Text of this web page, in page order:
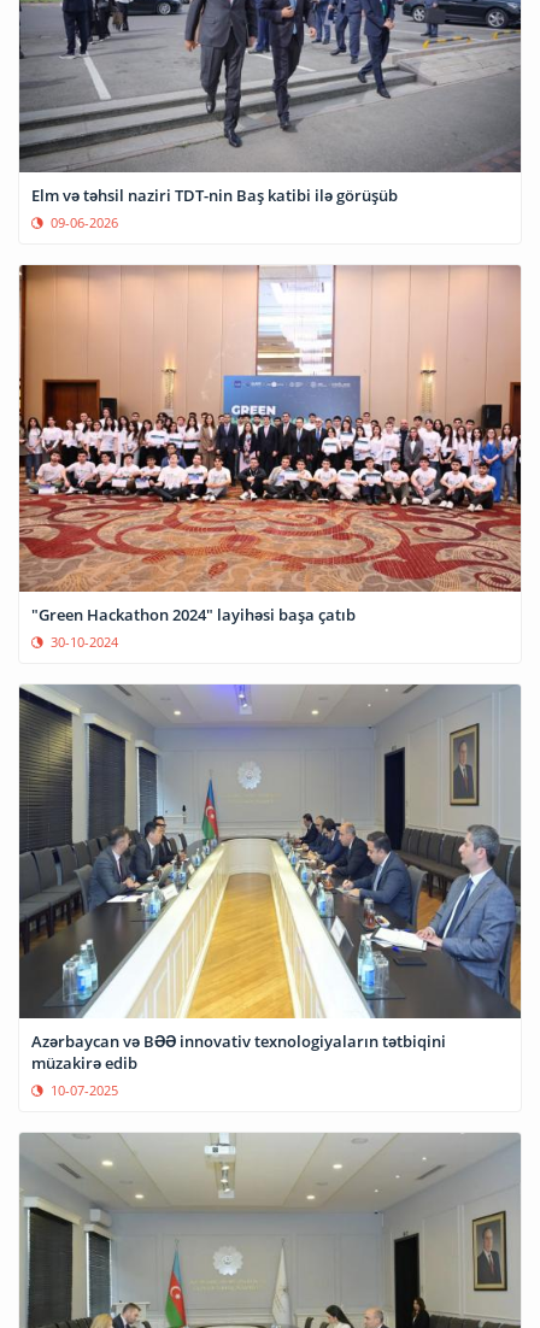
Elm və təhsil naziri TDT-nin Baş katibi ilə görüşüb
09-06-2026
"Green Hackathon 2024" layihəsi başa çatıb
30-10-2024
Azərbaycan və BƏƏ innovativ texnologiyaların tətbiqini
müzakirə edib
10-07-2025